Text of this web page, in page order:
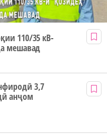
110/35 кВ-
мешавад
3,7
анҷом